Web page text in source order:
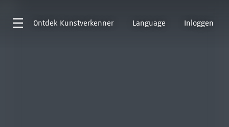
Ontdek Kunstverkenner Language Inloggen